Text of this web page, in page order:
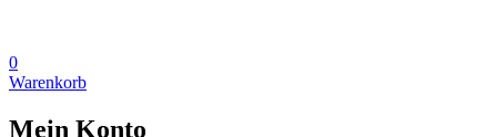
0
Warenkorb
Mein Konto